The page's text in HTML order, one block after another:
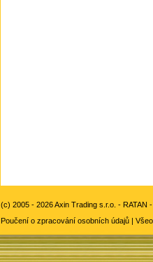
(c) 2005 - 2026 Axin Trading s.r.o. - RATAN
Poučení o zpracování osobních údajů |